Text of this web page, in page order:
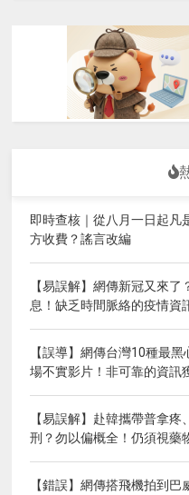
即時查核｜從八月一日起凡
方收費？謠言改編
【易誤解】網傳新冠又來
息！缺乏時間脈絡的疫情資
【誤導】網傳台灣10種最
場不實影片！非可靠的資訊
【易誤解】赴韓攜帶普拿
刑？勿以偏概全！仍須視藥
【錯誤】網傳搭飛機拍到